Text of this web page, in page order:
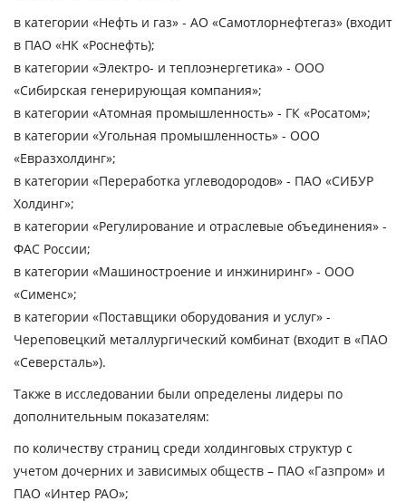
в категории «Нефть и газ» - АО «Самотлорнефтегаз» (входит
в ПАО «НК «Роснефть);
в категории «Электро- и теплоэнергетика» - ООО
«Сибирская генерирующая компания»;
в категории «Атомная промышленность» - ГК «Росатом»;
в категории «Угольная промышленность» - ООО
«Евразхолдинг»;
в категории «Переработка углеводородов» - ПАО «СИБУР
Холдинг»;
в категории «Регулирование и отраслевые объединения» -
ФАС России;
в категории «Машиностроение и инжиниринг» - ООО
«Сименс»;
в категории «Поставщики оборудования и услуг» -
Череповецкий металлургический комбинат (входит в «ПАО
«Северсталь»).
Также в исследовании были определены лидеры по
дополнительным показателям:
по количеству страниц среди холдинговых структур с
учетом дочерних и зависимых обществ – ПАО «Газпром» и
ПАО «Интер РАО»;